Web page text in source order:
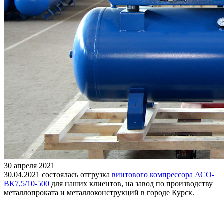
30 апреля 2021
30.04.2021 состоялась отгрузка винтового компрессора АСО-
ВК7,5/10-500 для наших клиентов, на завод по производству
металлопроката и металлоконструкций в городе Курск.